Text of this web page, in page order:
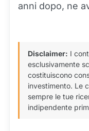
anni dopo, ne
Disclaimer: I
esclusivamente
costituiscono
investimento. Le
sempre le tue
indipendente